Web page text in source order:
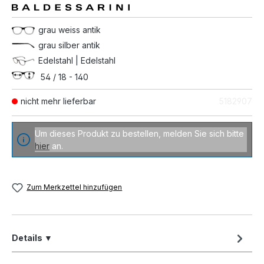
nicht mehr lieferbar
grau weiss antik
grau silber antik
Edelstahl | Edelstahl
54 / 18 - 140
Um dieses Produkt zu bestellen, melden Sie sich bitte
hier an.
Zum Merkzettel hinzufügen
Details ▼